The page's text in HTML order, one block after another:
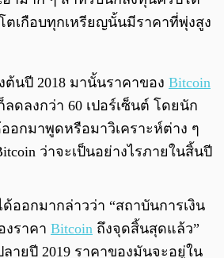
ตเกือบทุกเหรียญนั้นมีราคาที่พุ่งสูง
นปี 2018 มานั้นราคาของ Bitcoin
ดลงกว่า 60 เปอร์เซ็นต์ โดยนัก
กมาพูดหรือมาวิเคราะห์ต่าง ๆ
ว่าจะเป็นอย่างไรภายในสิ้นปี
ด้ออกมากล่าวว่า “สถาบันการเงิน
ราคา Bitcoin ถึงจุดสิ้นสุดแล้ว”
ายปี 2019 ราคาของมันจะอยู่ใน